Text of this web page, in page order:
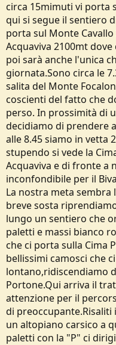
circa 15mimuti vi porta
qui si segue il sentiero
porta sul Monte
Acquaviva 2100mt
poi sarà anche l'unica
giornata.Sono circa le
salita del Monte
coscienti del fatto che
perso. In prossimità di
decidiamo di prendere
alle 8.45 siamo in vetta
stupendo si vede la
Acquaviva e di fronte a
inconfondibile per il
La nostra meta
breve sosta
lungo un sentiero che
paletti e massi bianco
che ci porta sulla Cima
bellissimi camosci che
lontano,ridiscendiamo
Portone.Qui arriva il
attenzione per il
di preoccupante.Risaliti
un altopiano carsico a
paletti con la "P" ci